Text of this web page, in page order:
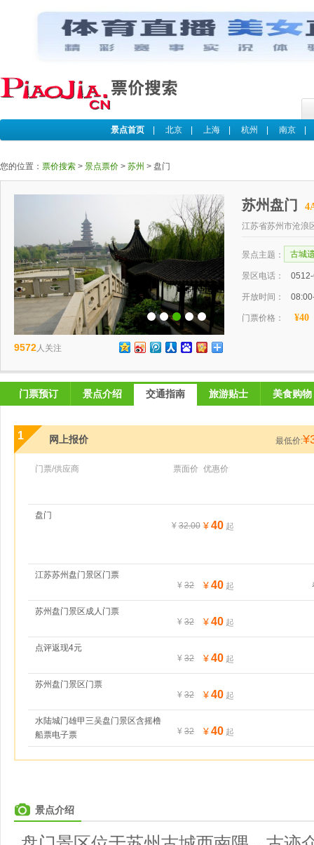
景点首页 北京 上海 杭州 南京
您的位置： 票价搜索 > 景点票价 > 苏州 > 盘门
9572人关注
苏州盘门
江苏省苏州市沧浪
景点主题： 古城
景区电话：
开放时间：
门票价格： ¥40
门票预订 景点介绍 交通指南 旅游贴士 美食购物
1 网上报价 最低价:
门票/供应商 票面价 优惠价
盘门
¥ 32.00 ¥40 起
江苏苏州盘门景区门票
¥ 32 ¥40 起
苏州盘门景区成人门票
¥ 32 ¥40 起
点评返现4元
¥ 32 ¥40 起
苏州盘门景区门票
¥ 32 ¥40 起
水陆城门雄甲三吴盘门景区含摇橹
船票电子票
¥ 32 ¥40 起
景点介绍